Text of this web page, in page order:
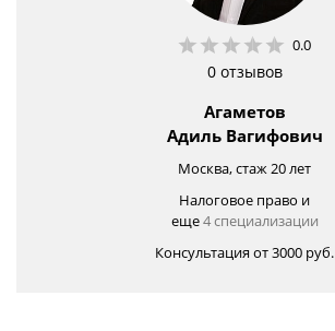
0.0
0 отзывов
Агаметов
Адиль Вагифович
Москва, стаж 20 лет
Налоговое право и
еще4 специализации
Консультация от 3000 руб.